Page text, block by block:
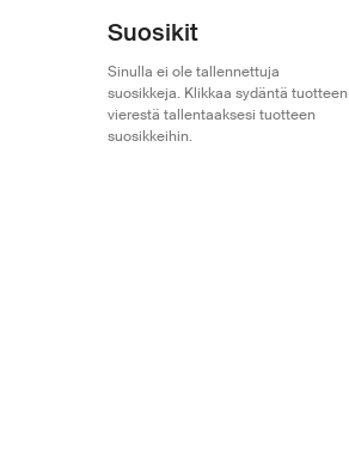
Suosikit
Sinulla ei ole tallennettuja
suosikkeja. Klikkaa sydäntä tuotteen
vierestä tallentaaksesi tuotteen
suosikkeihin.